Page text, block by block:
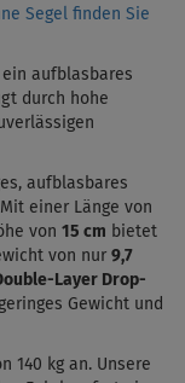
Segel finden Sie
aufblasbares
durch hohe
aufblasbares
einer Länge von
von 15 cm bietet
von nur 9,7
Layer Drop-
Gewicht und
140 kg an. Unsere